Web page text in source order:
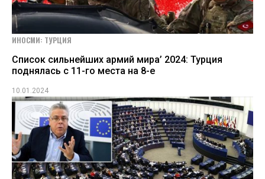
ИНОСМИ: ТУРЦИЯ
Cписок сильнейших армий мира’ 2024: Турция
поднялась с 11-го места на 8-е
10.01.2024